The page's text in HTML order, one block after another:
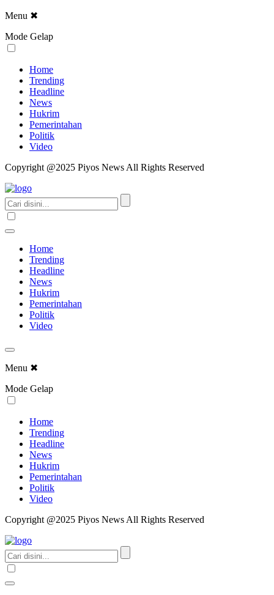
Menu ✖
Mode Gelap
Home
Trending
Headline
News
Hukrim
Pemerintahan
Politik
Video
Copyright @2025 Piyos News All Rights Reserved
Home
Trending
Headline
News
Hukrim
Pemerintahan
Politik
Video
Menu ✖
Mode Gelap
Home
Trending
Headline
News
Hukrim
Pemerintahan
Politik
Video
Copyright @2025 Piyos News All Rights Reserved